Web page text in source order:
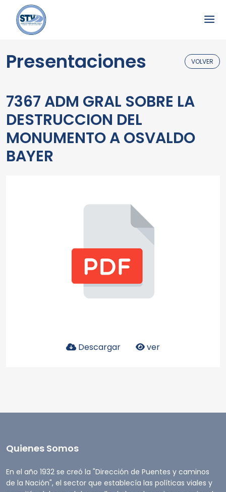
Presentaciones VOLVER
7367 ADM GRAL SOBRE LA
DESTRUCCION DEL
MONUMENTO A OSVALDO
BAYER
Descargar ver
Quienes Somos
En el año 1932 se creó la "Dirección de Puentes y caminos
de la Nación", el sector que establecía las políticas viales y